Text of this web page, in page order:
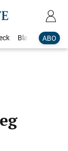
ABO
Blaulicht